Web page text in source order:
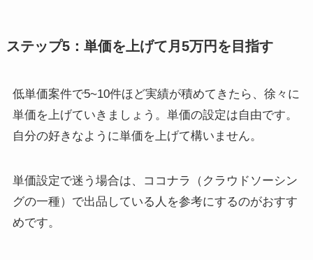
ステップ5：単価を上げて月5万円を目指す
低単価案件で5~10件ほど実績が積めてきたら、徐々に
単価を上げていきましょう。単価の設定は自由です。
自分の好きなように単価を上げて構いません。
単価設定で迷う場合は、ココナラ（クラウドソーシン
グの一種）で出品している人を参考にするのがおすす
めです。